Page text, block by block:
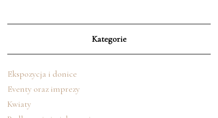
Kategorie
Ekspozycja i donice
Eventy oraz imprezy
Kwiaty